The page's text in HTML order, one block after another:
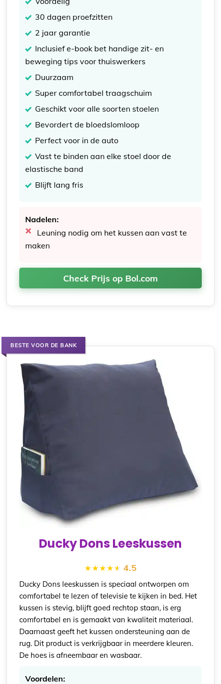
30 dagen proefzitten
2 jaar garantie
Inclusief e-book bet handige zit- en
beweging tips voor thuiswerkers
Duurzaam
Super comfortabel traagschuim
Geschikt voor alle soorten stoelen
Bevordert de bloedslomloop
Perfect voor in de auto
Vast te binden aan elke stoel door de
elastische band
Blijft lang fris
Nadelen:
Leuning nodig om het kussen aan vast te
maken
Check Prijs op Bol.com
BESTE VOOR DE BANK
Ducky Dons Leeskussen
4.5
Ducky Dons leeskussen is speciaal ontworpen om
comfortabel te lezen of televisie te kijken in bed. Het
kussen is stevig, blijft goed rechtop staan, is erg
comfortabel en is gemaakt van kwaliteit materiaal.
Daarnaast geeft het kussen ondersteuning aan de
rug. Dit product is verkrijgbaar in meerdere kleuren.
De hoes is afneembaar en wasbaar.
Voordelen: